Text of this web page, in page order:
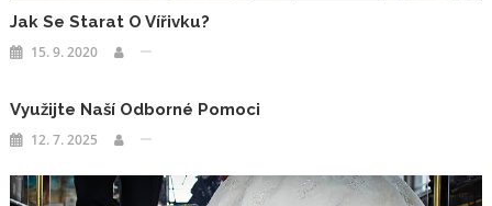
Jak Se Starat O Vířivku?
15. 9. 2020
Využijte Naší Odborné Pomoci
12. 7. 2025